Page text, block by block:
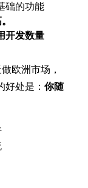
础的功能
开发数量
欧洲市场，
好处是：你随